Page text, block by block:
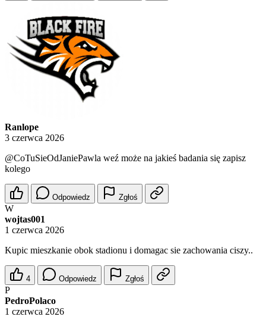
Ranlope
3 czerwca 2026
@CoTuSieOdJaniePawla weź może na jakieś badania się zapisz
kolego
Odpowiedz Zgłoś
W
wojtas001
1 czerwca 2026
Kupic mieszkanie obok stadionu i domagac sie zachowania ciszy..
4 Odpowiedz Zgłoś
P
PedroPolaco
1 czerwca 2026